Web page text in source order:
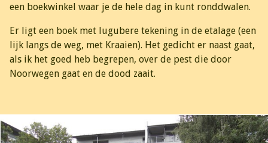
een boekwinkel waar je de hele dag in kunt ronddwalen.
Er ligt een boek met lugubere tekening in de etalage (een
lijk langs de weg, met Kraaien). Het gedicht er naast gaat,
als ik het goed heb begrepen, over de pest die door
Noorwegen gaat en de dood zaait.